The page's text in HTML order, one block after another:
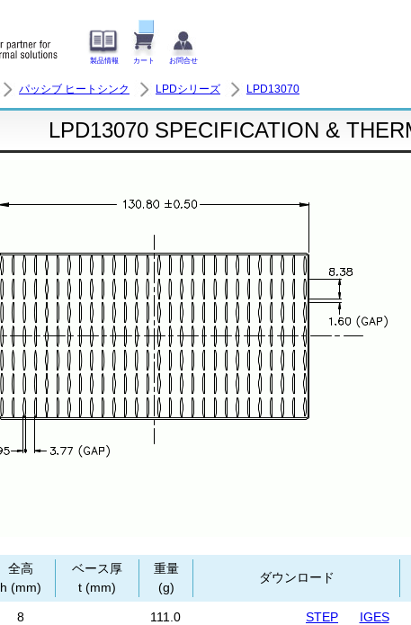
製品情報 カート お問合せ
パッシブ ヒートシンク LPDシリーズ LPD13070
LPD13070 SPECIFICATION &
全高
h (mm)
ベース厚
t (mm)
重量
(g)
ダウンロード
8
111.0 STEP IGES